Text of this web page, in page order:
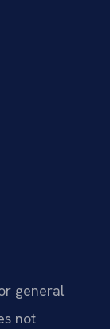
general
not